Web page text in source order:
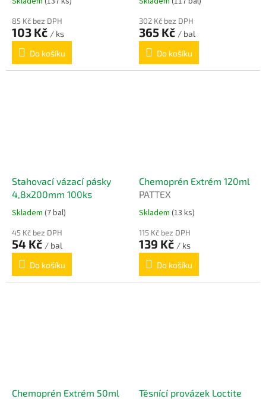
85 Kč bez DPH
103 Kč / ks
Do košíku
302 Kč bez DPH
365 Kč / bal
Do košíku
Stahovací vázací pásky
4,8x200mm 100ks
Skladem (7 bal)
45 Kč bez DPH
54 Kč / bal
Do košíku
Chemoprén Extrém 120ml
PATTEX
Skladem (13 ks)
115 Kč bez DPH
139 Kč / ks
Do košíku
Chemoprén Extrém 50ml
Těsnící provázek Loctite